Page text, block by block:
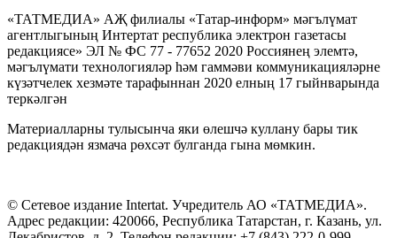
«ТАТМЕДИА» АҖ филиалы «Татар-информ» мәгълүмат
агентлыгының Интертат республика электрон газетасы
редакциясе» ЭЛ № ФС 77 - 77652 2020 Россиянең элемтә,
мәгълүмати технологияләр һәм гаммәви коммуникацияләрне
күзәтчелек хезмәте тарафыннан 2020 елның 17 гыйнварында
теркәлгән
Материалларны тулысынча яки өлешчә куллану бары тик
редакциядән язмача рөхсәт булганда гына мөмкин.
© Сетевое издание Intertat. Учредитель АО «ТАТМЕДИА».
Адрес редакции: 420066, Республика Татарстан, г. Казань, ул.